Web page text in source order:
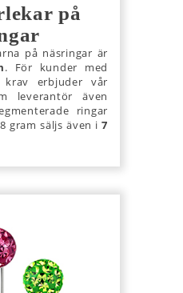
på
på näsringar är
. För kunder med
krav erbjuder vår
leverantör även
ringar
gram säljs även i7